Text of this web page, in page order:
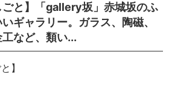
ごと】「gallery坂」赤城坂のふ
ギャラリー。ガラス、陶磁、
など、類い...
】